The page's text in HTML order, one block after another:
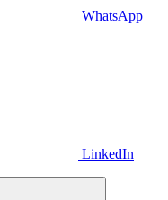
WhatsApp
LinkedIn